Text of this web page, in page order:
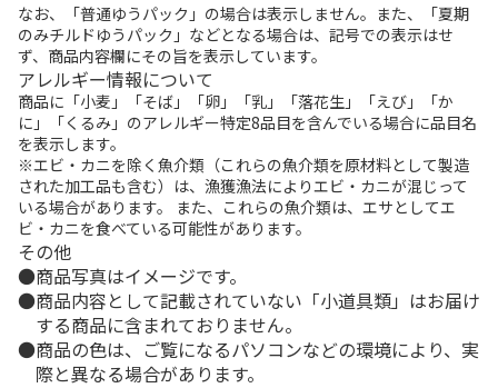
なお、「普通ゆうパック」の場合は表示しません。また、「夏期
のみチルドゆうパック」などとなる場合は、記号での表示はせ
ず、商品内容欄にその旨を表示しています。
アレルギー情報について
商品に「小麦」「そば」「卵」「乳」「落花生」「えび」「か
に」「くるみ」のアレルギー特定8品目を含んでいる場合に品目名
を表示します。
※エビ・カニを除く魚介類（これらの魚介類を原材料として製造
された加工品も含む）は、漁獲漁法によりエビ・カニが混じって
いる場合があります。 また、これらの魚介類は、エサとしてエ
ビ・カニを食べている可能性があります。
その他
商品写真はイメージです。
商品内容として記載されていない「小道具類」はお届け
する商品に含まれておりません。
商品の色は、ご覧になるパソコンなどの環境により、実
際と異なる場合があります。